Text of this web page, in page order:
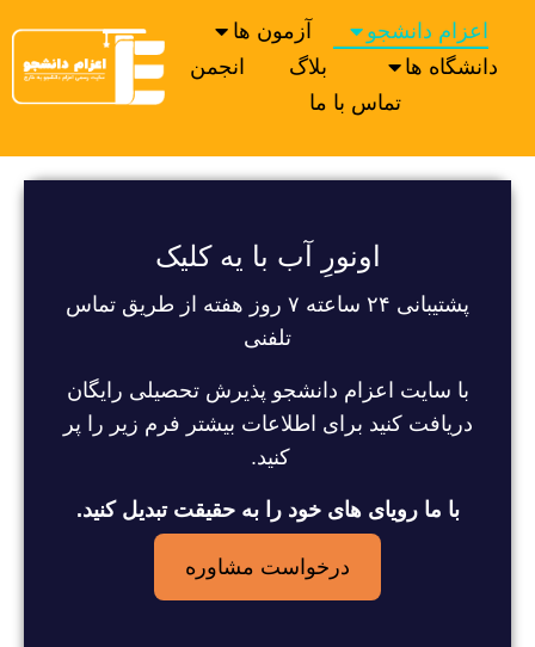
اعزام دانشجو
آزمون ها
دانشگاه ها
بلاگ
انجمن
تماس با ما
اونورِ آب با یه کلیک
پشتیبانی ۲۴ ساعته ۷ روز هفته از طریق تماس
تلفنی
با سایت اعزام دانشجو پذیرش تحصیلی رایگان
دریافت کنید برای اطلاعات بیشتر فرم زیر را پر
کنید.
با ما رویای های خود را به حقیقت تبدیل کنید.
درخواست مشاوره